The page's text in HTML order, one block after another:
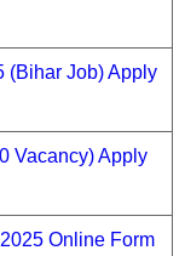
(Bihar Job) Apply
Vacancy) Apply
Online Form